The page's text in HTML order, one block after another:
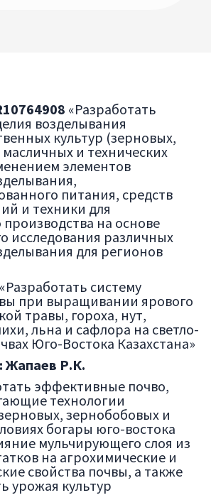
«Разработать
возделывания
культур (зерновых,
и технических
элементов
питания, средств
и техники для
на основе
исследования различных
для регионов
«Разработать систему
при выращивании ярового
травы, гороха, нут,
льна и сафлора на светло-
Юго-Востока Казахстана»
Жапаев Р.К.
эффективные почво,
технологии
зернобобовых и
богары юго-востока
мульчирующего слоя из
на агрохимические и
свойства почвы, а также
урожая культур